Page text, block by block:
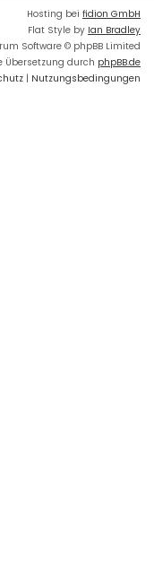
Hosting bei fidion GmbH
Flat Style by Ian Bradley
Software © phpBB Limited
Übersetzung durch phpBB.de
| Nutzungsbedingungen